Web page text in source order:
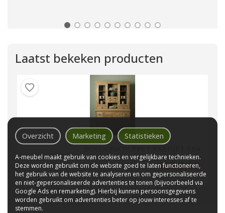
Laatst bekeken producten
1899,00
Overzicht Marketing Statistieken
A-meubel maakt gebruik van cookies en vergelijkbare technieken.
Deze worden gebruikt om de website goed te laten functioneren,
het gebruik van de website te analyseren en om gepersonaliseerde
en niet-gepersonaliseerde advertenties te tonen (bijvoorbeeld via
Google Ads en remarketing). Hierbij kunnen persoonsgegevens
worden gebruikt om advertenties beter op jouw interesses af te
stemmen.